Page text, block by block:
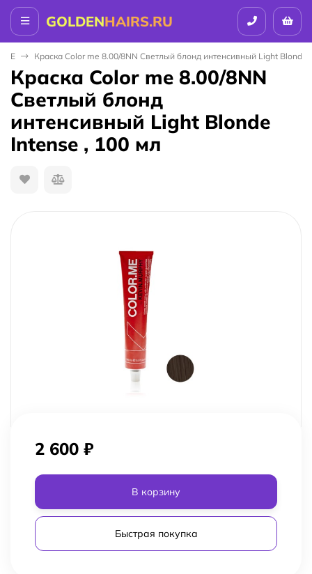
GOLDENHAIRS.RU
ME Краска Color me 8.00/8NN Светлый блонд интенсивный Light Blonde
Краска Color me 8.00/8NN
Светлый блонд
интенсивный Light Blonde
Intense , 100 мл
2 600 ₽
В корзину
Быстрая покупка